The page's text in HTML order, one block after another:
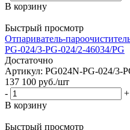
В корзину
Быстрый просмотр
Отпариватель-
PG-024/3-PG-024/2-46034/PG
Достаточно
Артикул: PG024N-PG-024/3-
137 100 руб./шт
-
+
В корзину
Быстрый просмотр